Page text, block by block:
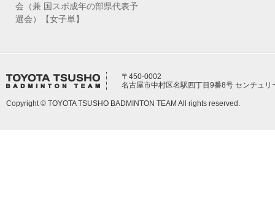
会（兼 国スポ成年の部県代表予
選会）【女子単】
〒450-0002
名古屋市中村区名駅四丁目9番8号 センチュリ
Copyright © TOYOTA TSUSHO BADMINTON TEAM All rights reserved.